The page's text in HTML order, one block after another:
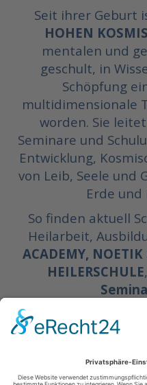
Seit ihrer Geburt
HOHEN
mentalen und
geschult, in
Schöpfung
multidimensionale
worden. Sie
Seminare und
Entwicklung,
von Leib, Seele und
Erde und
So finden aktuell
Heilarbeit,
ACADEMY,
HEILERSCHULE